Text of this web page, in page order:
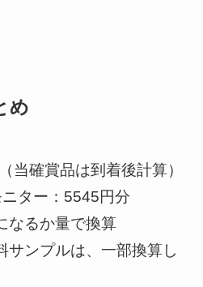
め
当確賞品は到着後計算）
ター：5545円分
なるか量で換算
サンプルは、一部換算し